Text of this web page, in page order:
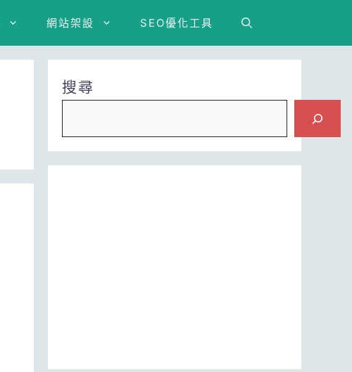
網站架設 SEO優化工具
搜尋